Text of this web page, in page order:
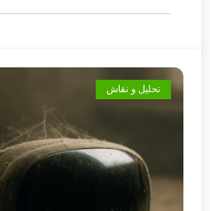
تحليل و نقاش